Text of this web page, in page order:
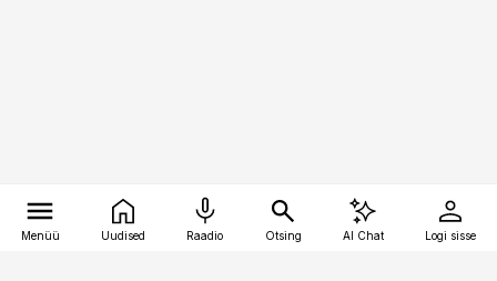
Menüü Uudised Raadio Otsing AI Chat Logi sisse